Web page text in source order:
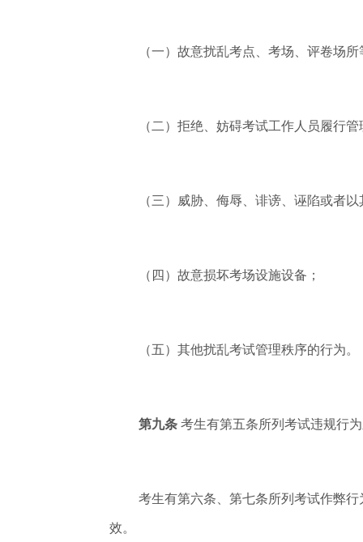
（一）故意扰乱考点、考场、评卷场
（二）拒绝、妨碍考试工作人员履行
（三）威胁、侮辱、诽谤、诬陷或者
（四）故意损坏考场设施设备；
（五）其他扰乱考试管理秩序的行为。
第九条 考生有第五条所列考试违规行
考生有第六条、第七条所列考试作弊
效。